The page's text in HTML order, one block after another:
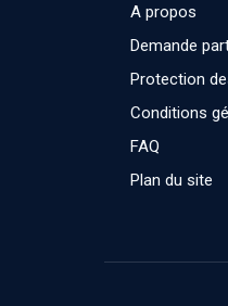
A propos
Demande
Protection
Conditions
FAQ
Plan du site